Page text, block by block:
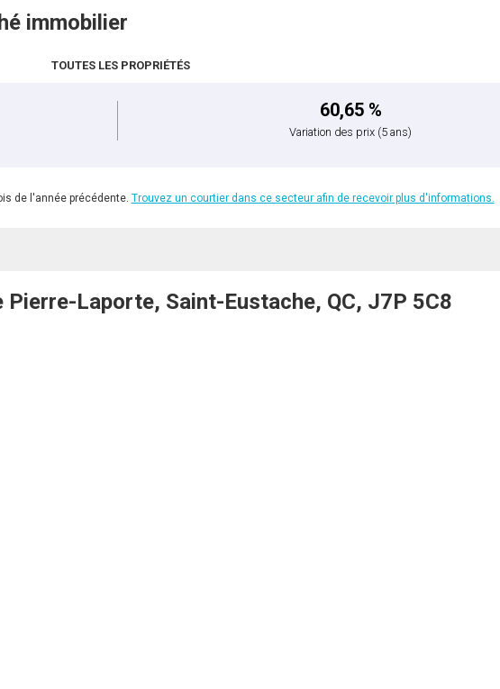
immobilier
TOUTES LES PROPRIÉTÉS
60,65 %
Variation des prix (5 ans)
de l'année précédente. Trouvez un courtier dans ce secteur afin de recevoir plus d'informations.
Pierre-Laporte, Saint-Eustache, QC, J7P 5C8